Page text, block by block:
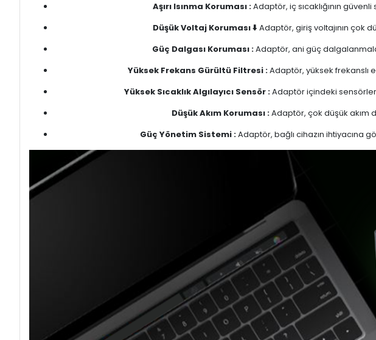
Aşırı Isınma Koruması :Adaptör, iç sıcaklığının güvenli
Düşük Voltaj Koruması ⬇️Adaptör, giriş voltajının çok
Güç Dalgası Koruması :Adaptör, ani güç
Yüksek Frekans Gürültü Filtresi :Adaptör, yüksek frekanslı
Yüksek Sıcaklık Algılayıcı Sensör :Adaptör içindeki sensörler,
Düşük Akım Koruması :Adaptör, çok düşük akım
Güç Yönetim Sistemi :Adaptör, bağlı cihazın ihtiyacına